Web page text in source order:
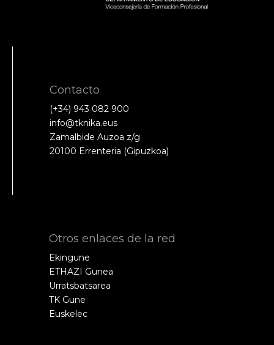
Contacto
(+34) 943 082 900
info@tknika.eus
Zamalbide Auzoa z/g
20100 Errenteria (Gipuzkoa)
Otros enlaces de la red
Ekingune
ETHAZI Gunea
Urratsbatsarea
TK Gune
Euskelec